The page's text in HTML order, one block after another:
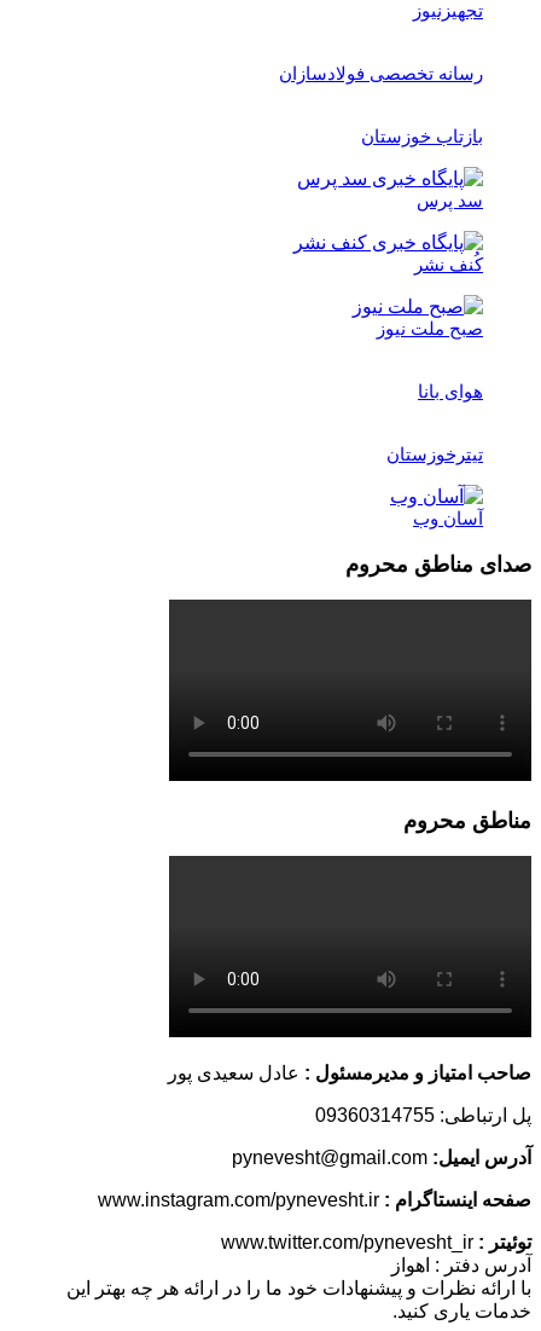
تجهیزنیوز
رسانه تخصصی فولادسازان
بازتاب خوزستان
سد پرس
کُنف نشر
صبح ملت نیوز
هوای بانا
تیترخوزستان
آسان وب
صدای مناطق محروم
مناطق محروم
صاحب امتیاز و مدیرمسئول : عادل سعیدی پور
پل ارتباطی: 09360314755
آدرس ایمیل:
صفحه اینستاگرام :
توئیتر :
آدرس دفتر : اهواز
با ارائه نظرات و پیشنهادات خود ما را در ارائه هر چه بهتر این
خدمات یاری کنید.